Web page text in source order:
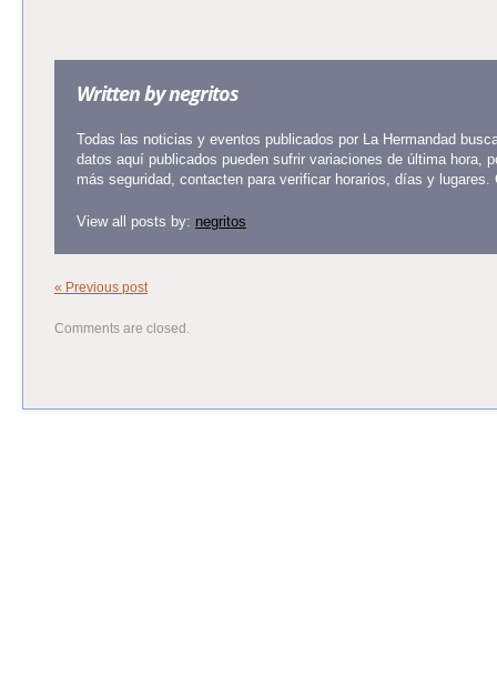
Written bynegritos
Todas las noticias y eventos publicados por La Hermandad
datos aquí publicados pueden sufrir variaciones de última hora,
más seguridad, contacten para verificar horarios, días y lugares.
View all posts by: negritos
« Previous post
Comments are closed.